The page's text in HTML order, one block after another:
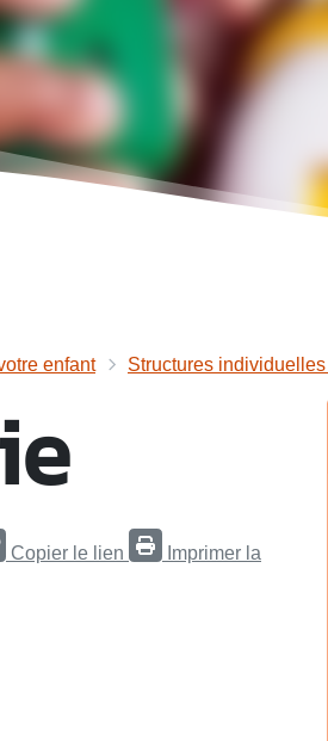
enfant Structures
Copier le lien
Imprimer la